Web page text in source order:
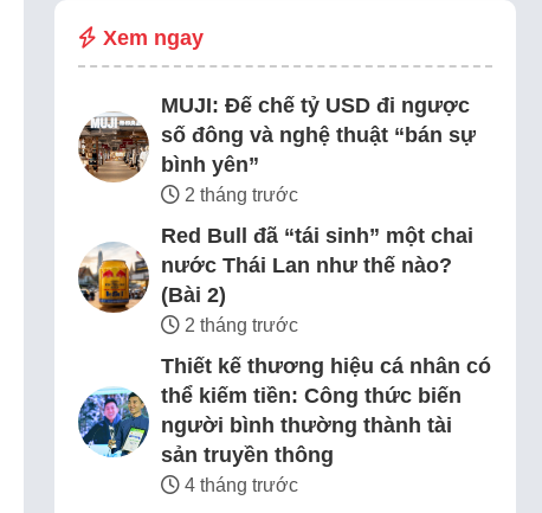
Xem ngay
MUJI: Đế chế tỷ USD đi ngược
số đông và nghệ thuật “bán sự
bình yên”
2 tháng trước
Red Bull đã “tái sinh” một chai
nước Thái Lan như thế nào?
(Bài 2)
2 tháng trước
Thiết kế thương hiệu cá nhân có
thể kiếm tiền: Công thức biến
người bình thường thành tài
sản truyền thông
4 tháng trước